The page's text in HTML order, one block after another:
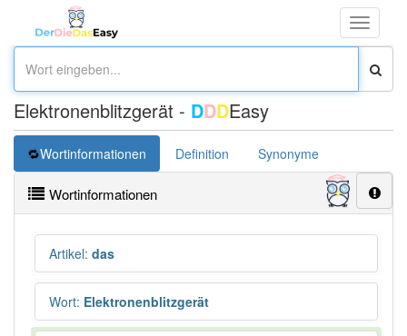
Toggle
Elektronenblitzgerät - DDDEasy
Wortinformationen Definition Synonyme
Wortinformationen
Artikel: das
Wort: Elektronenblitzgerät